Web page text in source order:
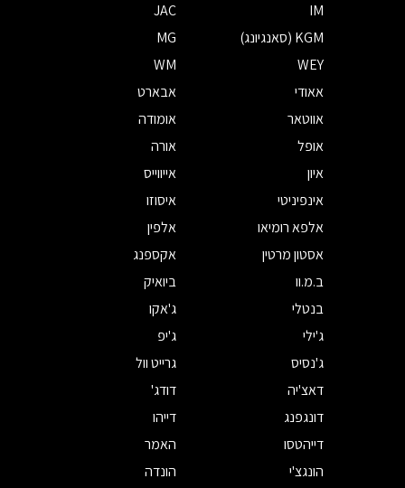
IM
JAC
KGM (סאנגיונג)
MG
WEY
WM
אאודי
אבארט
אווטאר
אומודה
אופל
אורה
איון
אייווייס
אינפיניטי
איסוזו
אלפא רומיאו
אלפין
אסטון מרטין
אקספנג
ב.מ.וו
ביואיק
בנטלי
ג'אקו
ג'ילי
ג'יפ
ג'נסיס
גרייט וול
דאצ'יה
דודג'
דונגפנג
דייהו
דייהטסו
האמר
הונגצ'י
הונדה